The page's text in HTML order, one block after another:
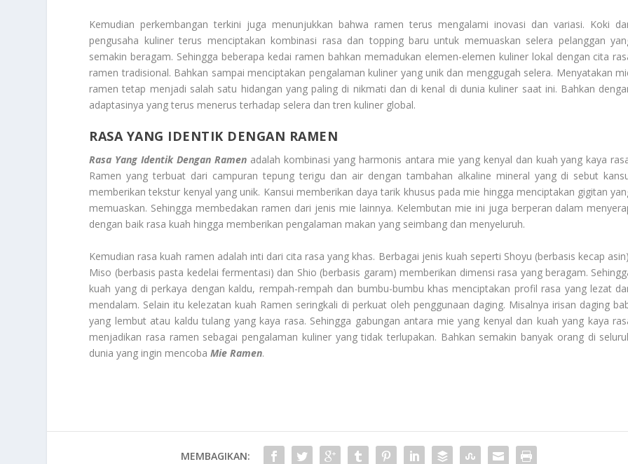
Kemudian perkembangan terkini juga menunjukkan bahwa ramen terus mengalami inovasi dan variasi. Koki
pengusaha kuliner terus menciptakan kombinasi rasa dan topping baru untuk memuaskan selera pelanggan
semakin beragam. Sehingga beberapa kedai ramen bahkan memadukan elemen-elemen kuliner lokal dengan cita
ramen tradisional. Bahkan sampai menciptakan pengalaman kuliner yang unik dan menggugah selera. Menyatakan
ramen tetap menjadi salah satu hidangan yang paling di nikmati dan di kenal di dunia kuliner saat ini. Bahkan
adaptasinya yang terus menerus terhadap selera dan tren kuliner global.
RASA YANG IDENTIK DENGAN RAMEN
Rasa Yang Identik Dengan Ramen adalah kombinasi yang harmonis antara mie yang kenyal dan kuah yang kaya
Ramen yang terbuat dari campuran tepung terigu dan air dengan tambahan alkaline mineral yang di sebut
memberikan tekstur kenyal yang unik. Kansui memberikan daya tarik khusus pada mie hingga menciptakan gigitan
memuaskan. Sehingga membedakan ramen dari jenis mie lainnya. Kelembutan mie ini juga berperan dalam
dengan baik rasa kuah hingga memberikan pengalaman makan yang seimbang dan menyeluruh.
Kemudian rasa kuah ramen adalah inti dari cita rasa yang khas. Berbagai jenis kuah seperti Shoyu (berbasis kecap
Miso (berbasis pasta kedelai fermentasi) dan Shio (berbasis garam) memberikan dimensi rasa yang beragam.
kuah yang di perkaya dengan kaldu, rempah-rempah dan bumbu-bumbu khas menciptakan profil rasa yang lezat
mendalam. Selain itu kelezatan kuah Ramen seringkali di perkuat oleh penggunaan daging. Misalnya irisan daging
yang lembut atau kaldu tulang yang kaya rasa. Sehingga gabungan antara mie yang kenyal dan kuah yang kaya
menjadikan rasa ramen sebagai pengalaman kuliner yang tidak terlupakan. Bahkan semakin banyak orang di
dunia yang ingin mencobaMie Ramen.
MEMBAGIKAN: